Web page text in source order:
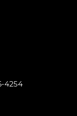
4254